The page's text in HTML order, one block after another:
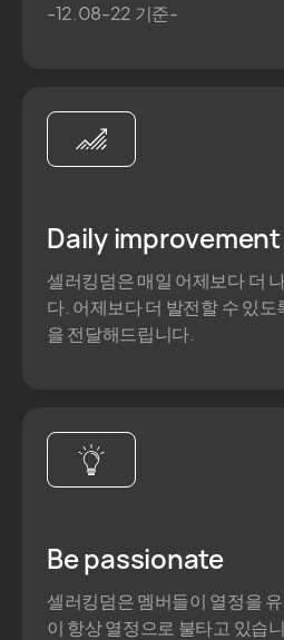
-12.08-22 기준-
Daily improvement
셀러킹덤은 매일 어제보다 더
다. 어제보다 더 발전할 수 있
을 전달해드립니다.
Be passionate
셀러킹덤은 멤버들이 열정을
이 항상 열정으로 불타고 있습